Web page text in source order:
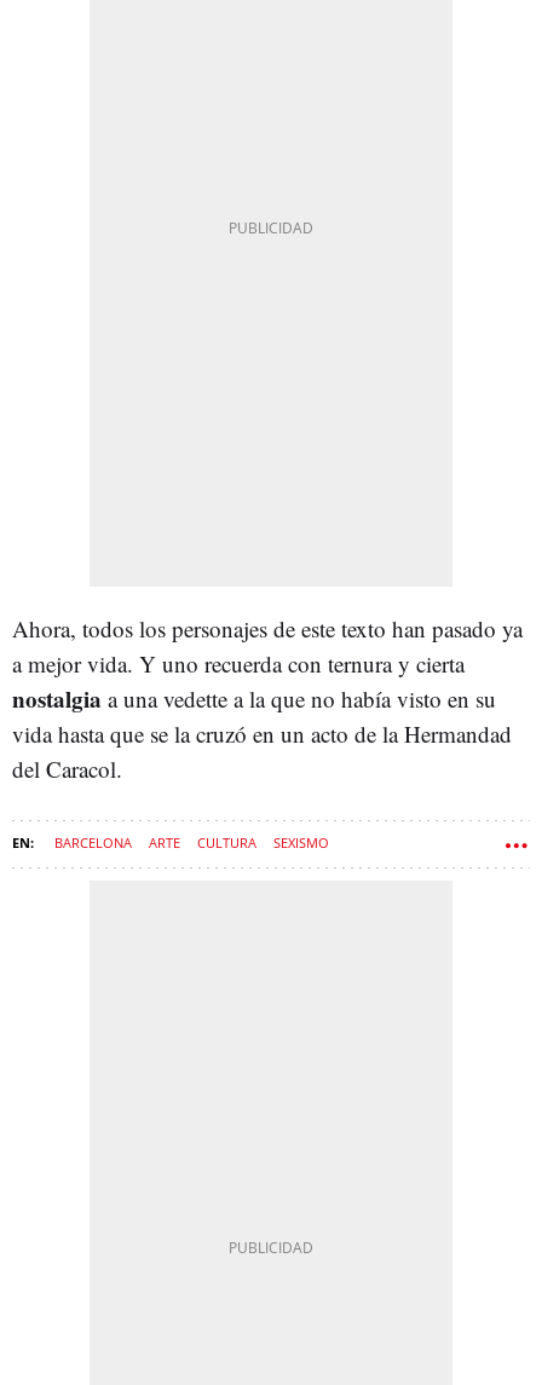
Ahora, todos los personajes de este texto han pasado ya
a mejor vida. Y uno recuerda con ternura y cierta
nostalgia a una vedette a la que no había visto en su
vida hasta que se la cruzó en un acto de la Hermandad
del Caracol.
BARCELONA ARTE CULTURA SEXISMO